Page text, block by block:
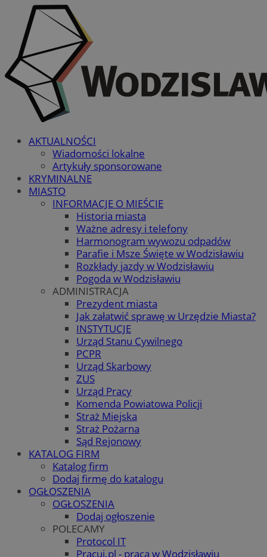
AKTUALNOŚCI
Wiadomości lokalne
Artykuły sponsorowane
KRYMINALNE
MIASTO
INFORMACJE O MIEŚCIE
Historia miasta
Ważne adresy i telefony
Harmonogram wywozu odpadów
Parafie i Msze Święte w Wodzisławiu
Rozkłady jazdy w Wodzisławiu
Pogoda w Wodzisławiu
ADMINISTRACJA
Prezydent miasta
Jak załatwić sprawę w Urzędzie Miasta?
INSTYTUCJE
Urząd Stanu Cywilnego
PCPR
Urząd Skarbowy
ZUS
Urząd Pracy
Komenda Powiatowa Policji
Straż Miejska
Straż Pożarna
Sąd Rejonowy
KATALOG FIRM
Katalog firm
Dodaj firmę do katalogu
OGŁOSZENIA
OGŁOSZENIA
Dodaj ogłoszenie
POLECAMY
Protocol IT
Pracuj.pl - praca w Wodzisławiu